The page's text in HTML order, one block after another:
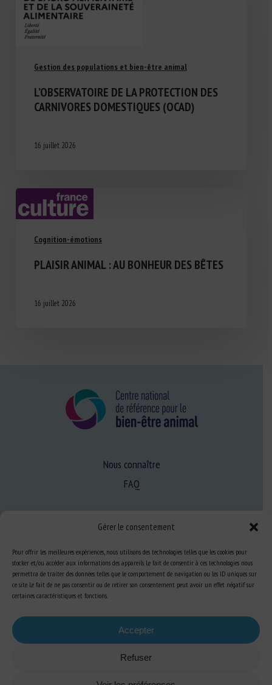
Gérer le consentement
Pour offrir les meilleures expériences, nous utilisons des technologies telles que les cookies pour
stocker et/ou accéder aux informations des appareils. Le fait de consentir à ces technologies nous
permettra de traiter des données telles que le comportement de navigation ou les ID uniques sur
ce site. Le fait de ne pas consentir ou de retirer son consentement peut avoir un effet négatif sur
certaines caractéristiques et fonctions.
Accepter
Refuser
Gestion des populations et bien-être animal
L’OBSERVATOIRE DE LA PROTECTION DES
CARNIVORES DOMESTIQUES (OCAD)
16 juillet 2026
Cognition-émotions
PLAISIR ANIMAL : AU BONHEUR DES BÊTES
16 juillet 2026
Nous connaître
FAQ
Expertise
Se former au BEA
S’abonner aux actualités